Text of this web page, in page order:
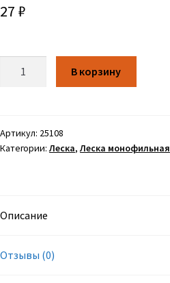
27 ₽
В корзину
Артикул: 25108
Категории:Леска,Леска монофильная
Описание
Отзывы (0)